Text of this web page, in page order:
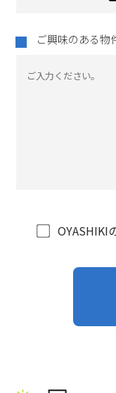
ご興味のある物
OYASHIKI